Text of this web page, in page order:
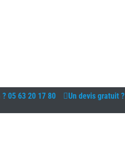
? 05 63 20 17 80 Un devis gratuit ?